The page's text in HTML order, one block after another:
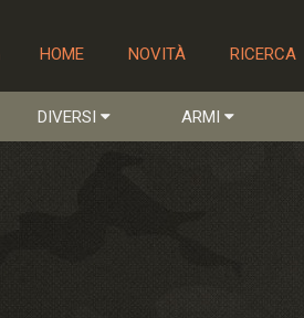
HOME NOVITÀ RICERCA
DIVERSI ARMI